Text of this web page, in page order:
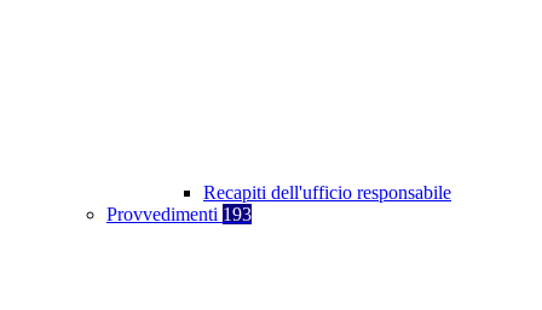
Recapiti dell'ufficio responsabile
Provvedimenti 193